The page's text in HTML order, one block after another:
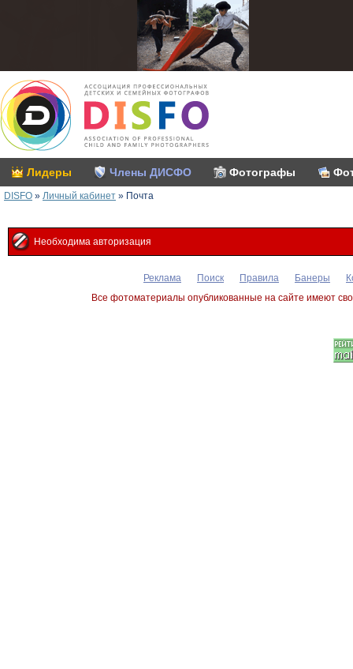
Лидеры Члены ДИСФО Фотографы
DISFO » Личный кабинет » Почта
Необходима авторизация
Реклама Поиск Правила Банеры
Все фотоматериалы опубликованные на сайте имеют